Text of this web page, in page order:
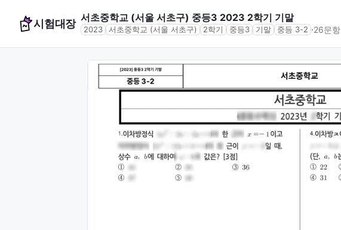
시험대장 서초중학교 (서울 서초구) 중등3 2023 2학기 기말
2023 서초중학교 (서울 서초구) 2학기 중등3 기말 중등 3-2 ⋅26문항